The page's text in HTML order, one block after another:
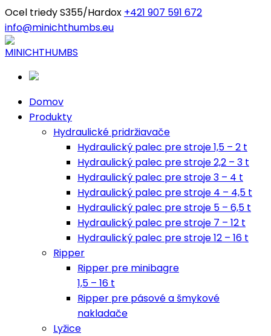
Ocel triedy S355/Hardox +421 907 591 672
info@minichthumbs.eu
Domov
Produkty
Hydraulické pridržiavače
Hydraulický palec pre stroje 1,5 – 2 t
Hydraulický palec pre stroje 2,2 – 3 t
Hydraulický palec pre stroje 3 – 4 t
Hydraulický palec pre stroje 4 – 4,5 t
Hydraulický palec pre stroje 5 – 6,5 t
Hydraulický palec pre stroje 7 – 12 t
Hydraulický palec pre stroje 12 – 16 t
Ripper
Ripper pre minibagre
1,5 – 16 t
Ripper pre pásové a šmykové
nakladače
Lyžice